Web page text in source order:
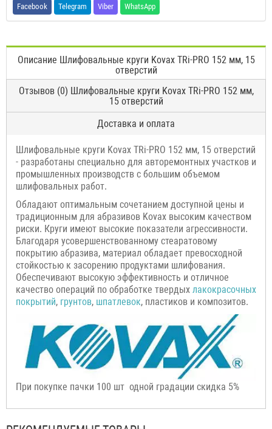
Facebook Telegram Viber WhatsApp
Описание Шлифовальные круги Kovax TRi-PRO 152 мм, 15
отверстий
Отзывов (0) Шлифовальные круги Kovax TRi-PRO 152 мм,
15 отверстий
Доставка и оплата
Шлифовальные круги Kovax TRi-PRO 152 мм, 15 отверстий
- разработаны специально для авторемонтных участков и
промышленных производств с большим объемом
шлифовальных работ.
Обладают оптимальным сочетанием доступной цены и
традиционным для абразивов Kovax высоким качеством
риски. Круги имеют высокие показатели агрессивности.
Благодаря усовершенствованному стеаратовому
покрытию абразива, материал обладает превосходной
стойкостью к засорению продуктами шлифования.
Обеспечивают высокую эффективность и отличное
качество операций по обработке твердых лакокрасочных
покрытий, грунтов, шпатлевок, пластиков и композитов.
При покупке пачки 100 шт одной градации скидка 5%